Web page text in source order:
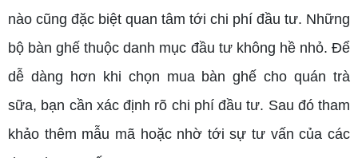
nào cũng đặc biệt quan tâm tới chi phí đầu tư. Những
bộ bàn ghế thuộc danh mục đầu tư không hề nhỏ. Để
dễ dàng hơn khi chọn mua bàn ghế cho quán trà
sữa, bạn cần xác định rõ chi phí đầu tư. Sau đó tham
khảo thêm mẫu mã hoặc nhờ tới sự tư vấn của các